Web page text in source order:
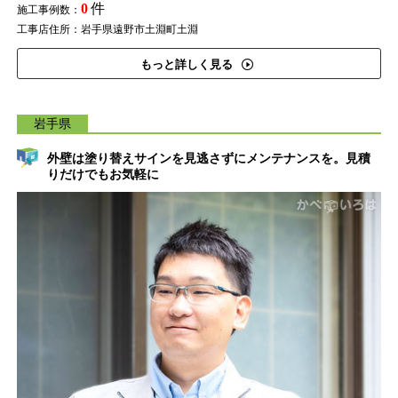
施工事例数： 0件
工事店住所：岩手県遠野市土淵町土淵
もっと詳しく見る
岩手県
外壁は塗り替えサインを見逃さずにメンテナンスを。見積
りだけでもお気軽に